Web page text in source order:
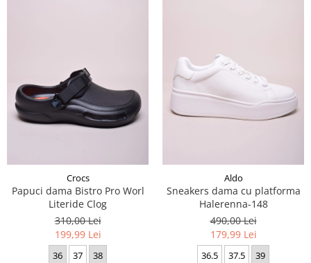
Crocs
Papuci dama Bistro Pro Worl
Literide Clog
310,00 Lei
199,99 Lei
36 37 38
Aldo
Sneakers dama cu platforma
Halerenna-148
490,00 Lei
179,99 Lei
36.5 37.5 39